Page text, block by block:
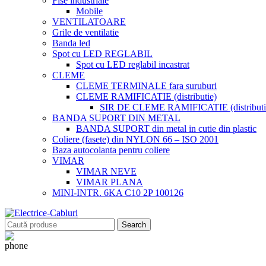
Mobile
VENTILATOARE
Grile de ventilatie
Banda led
Spot cu LED REGLABIL
Spot cu LED reglabil incastrat
CLEME
CLEME TERMINALE fara suruburi
CLEME RAMIFICATIE (distributie)
SIR DE CLEME RAMIFICATIE
BANDA SUPORT DIN METAL
BANDA SUPORT din metal in cutie din plastic
Coliere (fasete) din NYLON 66 – ISO 2001
Baza autocolanta pentru coliere
VIMAR
VIMAR NEVE
VIMAR PLANA
MINI-INTR. 6KA C10 2P 100126
Search